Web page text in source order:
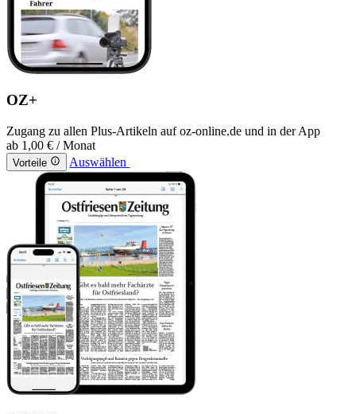
OZ+
Zugang zu allen Plus-Artikeln auf oz-online.de und in der App
ab 1,00 € / Monat
Vorteile Auswählen